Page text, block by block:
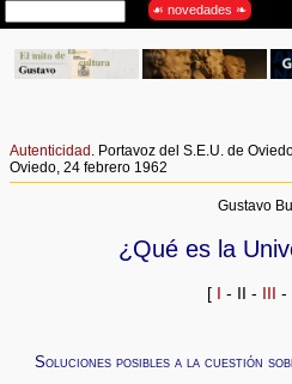
Autenticidad . Portavoz del S.E.U. de
Oviedo, 24 febrero 1962
Gustavo
¿Qué es la
[ - II - -
Soluciones posibles a la cuestión